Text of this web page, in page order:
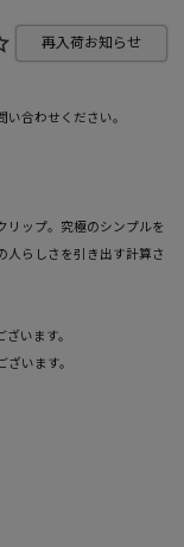
再入荷お知らせ
い合わせください。
リップ。究極のシンプルを
人らしさを引き出す計算さ
います。
います。